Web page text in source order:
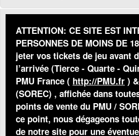
ATTENTION: CE SITE EST
PERSONNES DE MOINS DE
jeter vos tickets de jeu avant
l’arrivée (Tierce - Quarte -
PMU France ( http://PMU.fr )
(SOREC) , affichée dans
points de vente du PMU /
ce point, nous dégageons
de notre site pour une